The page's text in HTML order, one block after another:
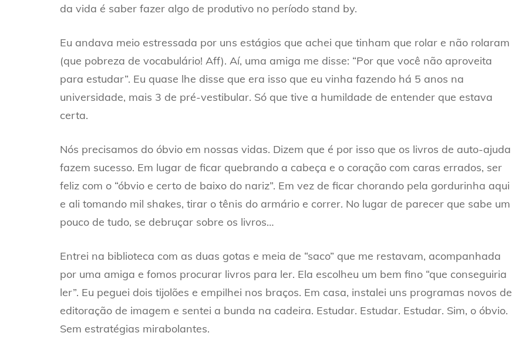
da vida é saber fazer algo de produtivo no período stand by.
Eu andava meio estressada por uns estágios que achei que tinham que rolar e não rolaram
(que pobreza de vocabulário! Aff). Aí, uma amiga me disse: “Por que você não aproveita
para estudar”. Eu quase lhe disse que era isso que eu vinha fazendo há 5 anos na
universidade, mais 3 de pré-vestibular. Só que tive a humildade de entender que estava
certa.
Nós precisamos do óbvio em nossas vidas. Dizem que é por isso que os livros de auto-ajuda
fazem sucesso. Em lugar de ficar quebrando a cabeça e o coração com caras errados, ser
feliz com o “óbvio e certo de baixo do nariz”. Em vez de ficar chorando pela gordurinha aqui
e ali tomando mil shakes, tirar o tênis do armário e correr. No lugar de parecer que sabe um
pouco de tudo, se debruçar sobre os livros…
Entrei na biblioteca com as duas gotas e meia de “saco” que me restavam, acompanhada
por uma amiga e fomos procurar livros para ler. Ela escolheu um bem fino “que conseguiria
ler”. Eu peguei dois tijolões e empilhei nos braços. Em casa, instalei uns programas novos de
editoração de imagem e sentei a bunda na cadeira. Estudar. Estudar. Estudar. Sim, o óbvio.
Sem estratégias mirabolantes.